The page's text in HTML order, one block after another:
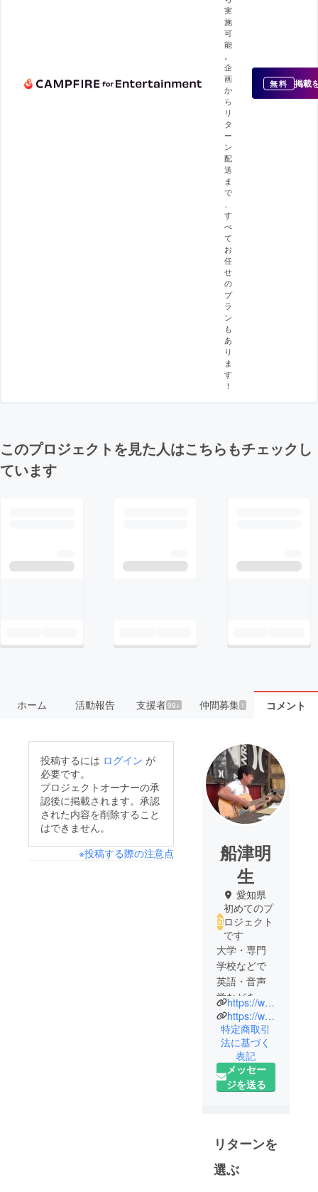
実
施
可
能
。
企
画
か
ら
リ
タ
ー
ン
配
送
ま
で
、
す
べ
て
お
任
せ
の
プ
ラ
ン
も
あ
り
ま
す
！
無料 掲載
このプロジェクトを見た人はこちらもチェックし
ています
ホーム 活動報告 支援者99+ 仲間募集 1 コメント
投稿するには ログイン が
必要です。
プロジェクトオーナーの承
認後に掲載されます。承認
された内容を削除すること
はできません。
※投稿する際の注意点
船津明
生
愛知県
初めてのプ
ロジェクト
です
大学・専門
学校などで
英語・音声
学などを教
える傍ら、
「話すプ
ロ」として
「声」や
「話し方」
についての
音声学の理
論とヨガの
身体的技法
https://www.tanakomo.jp
https://www.facebook.com/TerakoyaCaffe
特定商取引
法に基づく
表記
メッセー
ジを送る
リターンを
選ぶ